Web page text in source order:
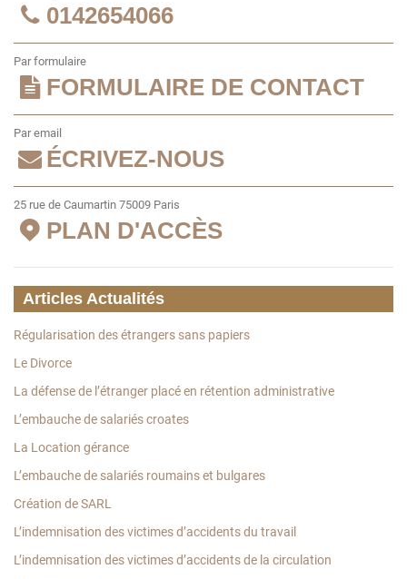
0142654066
Par formulaire
FORMULAIRE DE CONTACT
Par email
ÉCRIVEZ-NOUS
25 rue de Caumartin 75009 Paris
PLAN D'ACCÈS
Articles Actualités
Régularisation des étrangers sans papiers
Le Divorce
La défense de l’étranger placé en rétention administrative
L’embauche de salariés croates
La Location gérance
L’embauche de salariés roumains et bulgares
Création de SARL
L’indemnisation des victimes d’accidents du travail
L’indemnisation des victimes d’accidents de la circulation